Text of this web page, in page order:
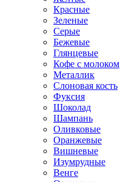
Красные
Зеленые
Серые
Бежевые
Глянцевые
Кофе с молоком
Металлик
Слоновая кость
Фуксия
Шоколад
Шампань
Оливковые
Оранжевые
Вишневые
Изумрудные
Венге